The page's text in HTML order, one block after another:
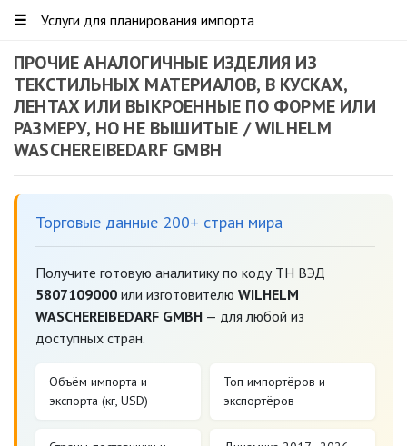
☰ Услуги для планирования импорта
ПРОЧИЕ АНАЛОГИЧНЫЕ ИЗДЕЛИЯ ИЗ
ТЕКСТИЛЬНЫХ МАТЕРИАЛОВ, В КУСКАХ,
ЛЕНТАХ ИЛИ ВЫКРОЕННЫЕ ПО ФОРМЕ ИЛИ
РАЗМЕРУ, НО НЕ ВЫШИТЫЕ / WILHELM
WASCHEREIBEDARF GMBH
Торговые данные 200+ стран мира
Получите готовую аналитику по коду ТН ВЭД
5807109000 или изготовителю WILHELM
WASCHEREIBEDARF GMBH — для любой из
доступных стран.
Объём импорта и
экспорта (кг, USD)
Топ импортёров и
экспортёров